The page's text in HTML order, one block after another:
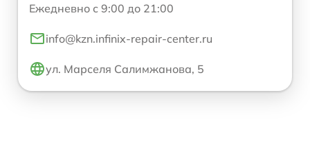
Ежедневно с 9:00 до 21:00
info@kzn.infinix-repair-center.ru
ул. Марселя Салимжанова, 5